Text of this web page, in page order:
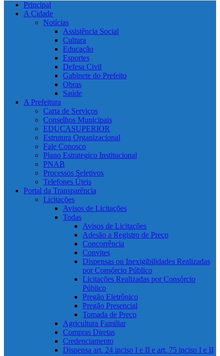
Principal
A Cidade
Notícias
Assistência Social
Cultura
Educação
Esportes
Defesa Civil
Gabinete do Prefeito
Obras
Saúde
A Prefeitura
Carta de Serviços
Conselhos Municipais
EDUCASUPERIOR
Estrutura Organizacional
Fale Conosco
Plano Estrategico Institucional
PNAB
Processos Seletivos
Telefones Úteis
Portal da Transparência
Licitações
Avisos de Licitações
Todas
Avisos de Licitações
Adesão a Registro de Preço
Concorrência
Convites
Dispensas ou Inexigibilidades Realizadas
por Consórcio Público
Licitações Realizadas por Consórcio
Público
Pregão Eletrônico
Pregão Presencial
Tomada de Preço
Agricultura Familiar
Compras Diretas
Credenciamento
Dispensa art. 24 inciso I e II e art. 75 inciso I e II